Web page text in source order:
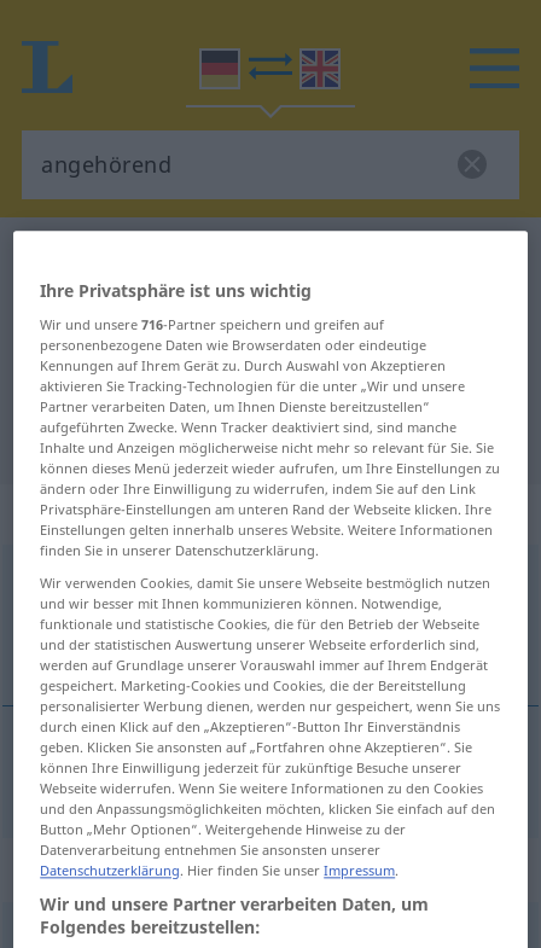
Deutsch-Englisch Übersetzung für
"angehörend"
"angehörend" Englisch
Übersetzung
„angehörend“: Adjektiv
angehörendadj
Übersicht aller Übersetzungen
(Für mehr Details die Übersetzung anklicken/antippen)
angehörend → siehe „zugehörig“
Beispielsätze für "angehörend"
Ihre Privatsphäre ist uns wichtig
Wir und unsere716-Partner speichern und greifen auf
personenbezogene Daten wie Browserdaten oder eindeutige
Kennungen auf Ihrem Gerät zu. Durch Auswahl von Akzeptieren
aktivieren Sie Tracking-Technologien für die unter „Wir und unsere
Partner verarbeiten Daten, um Ihnen Dienste bereitzustellen“
aufgeführten Zwecke. Wenn Tracker deaktiviert sind, sind manche
Inhalte und Anzeigen möglicherweise nicht mehr so relevant für Sie. Sie
können dieses Menü jederzeit wieder aufrufen, um Ihre Einstellungen zu
ändern oder Ihre Einwilligung zu widerrufen, indem Sie auf den Link
Privatsphäre-Einstellungen am unteren Rand der Webseite klicken. Ihre
Einstellungen gelten innerhalb unseres Website. Weitere Informationen
finden Sie in unserer Datenschutzerklärung.
Wir verwenden Cookies, damit Sie unsere Webseite bestmöglich nutzen
und wir besser mit Ihnen kommunizieren können. Notwendige,
funktionale und statistische Cookies, die für den Betrieb der Webseite
und der statistischen Auswertung unserer Webseite erforderlich sind,
werden auf Grundlage unserer Vorauswahl immer auf Ihrem Endgerät
gespeichert. Marketing-Cookies und Cookies, die der Bereitstellung
personalisierter Werbung dienen, werden nur gespeichert, wenn Sie uns
durch einen Klick auf den „Akzeptieren“-Button Ihr Einverständnis
geben. Klicken Sie ansonsten auf „Fortfahren ohne Akzeptieren“. Sie
können Ihre Einwilligung jederzeit für zukünftige Besuche unserer
Webseite widerrufen. Wenn Sie weitere Informationen zu den Cookies
und den Anpassungsmöglichkeiten möchten, klicken Sie einfach auf den
Button „Mehr Optionen“. Weitergehende Hinweise zu der
Datenverarbeitung entnehmen Sie ansonsten unserer
Datenschutzerklärung. Hier finden Sie unserImpressum.
Wir und unsere Partner verarbeiten Daten, um
Folgendes bereitzustellen: